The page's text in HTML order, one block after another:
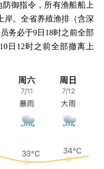
防御指令，所有渔船船上
岸。全省养殖渔排（含深
务必于9日18时之前全部
日12时之前全部撤离上